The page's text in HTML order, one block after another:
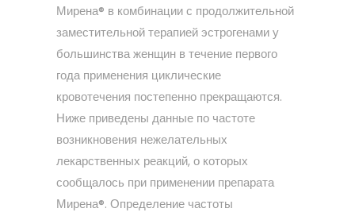
Мирена® в комбинации с продолжительной
заместительной терапией эстрогенами у
большинства женщин в течение первого
года применения циклические
кровотечения постепенно прекращаются.
Ниже приведены данные по частоте
возникновения нежелательных
лекарственных реакций, о которых
сообщалось при применении препарата
Мирена®. Определение частоты